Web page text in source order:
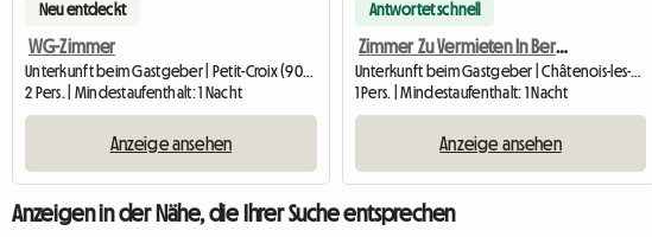
Neu entdeckt
WG-Zimmer
Unterkunft beim Gastgeber | Petit-Croix (90130)
2 Pers. | Mindestaufenthalt: 1 Nacht
Anzeige ansehen
Antwortet schnell
Zimmer Zu Vermieten In Bermont (nur Für Frauen)
Unterkunft beim Gastgeber | Châtenois-les-Forges
1 Pers. | Mindestaufenthalt: 1 Nacht
Anzeige ansehen
Anzeigen in der Nähe, die Ihrer Suche entsprechen